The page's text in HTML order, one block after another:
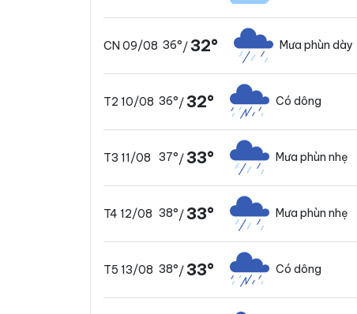
CN 09/08 36°/32° Mưa phùn dày
T2 10/08 36°/32° Có dông
T3 11/08 37°/33° Mưa phùn nhẹ
T4 12/08 38°/33° Mưa phùn nhẹ
T5 13/08 38°/33° Có dông